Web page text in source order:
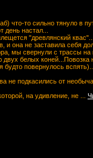
что-то сильно тянуло в
настал...
"древлянский
она не заставила себя
мы свернули с трассы на
двух белых
повернулось
подкасились от
на удивление, не